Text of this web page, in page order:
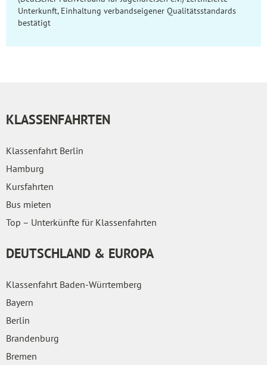
Unterkunft, Einhaltung verbandseigener Qualitätsstandards
bestätigt
KLASSENFAHRTEN
Klassenfahrt Berlin
Hamburg
Kursfahrten
Bus mieten
Top – Unterkünfte für Klassenfahrten
DEUTSCHLAND & EUROPA
Klassenfahrt Baden-Würrtemberg
Bayern
Berlin
Brandenburg
Bremen